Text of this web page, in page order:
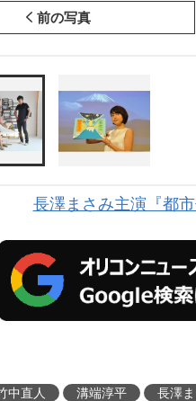
前の写真
長澤まさみ主演『都
中直人 溝端淳平 長澤